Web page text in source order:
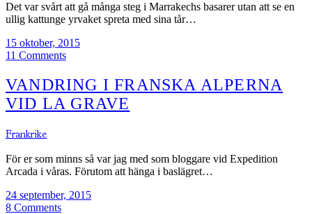
Det var svårt att gå många steg i Marrakechs basarer utan att se en
ullig kattunge yrvaket spreta med sina tår…
15 oktober, 2015
11 Comments
VANDRING I FRANSKA ALPERNA
VID LA GRAVE
Frankrike
För er som minns så var jag med som bloggare vid Expedition
Arcada i våras. Förutom att hänga i baslägret…
24 september, 2015
8 Comments